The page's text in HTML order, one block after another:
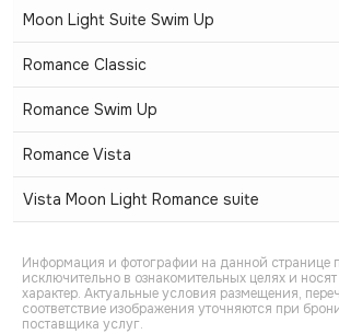
Moon Light Suite Swim Up
Romance Classic
Romance Swim Up
Romance Vista
Vista Moon Light Romance suite
Информация и фотографии на данной странице
исключительно в ознакомительных целях и
характер. Актуальные условия размещения,
соответствие изображения уточняются при
поставщика услуг.